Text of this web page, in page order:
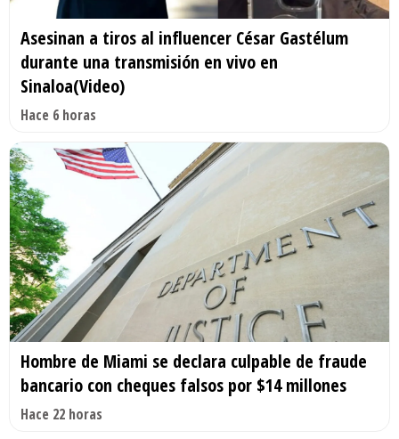
Asesinan a tiros al influencer César Gastélum
durante una transmisión en vivo en
Sinaloa(Video)
Hace 6 horas
Hombre de Miami se declara culpable de fraude
bancario con cheques falsos por $14 millones
Hace 22 horas